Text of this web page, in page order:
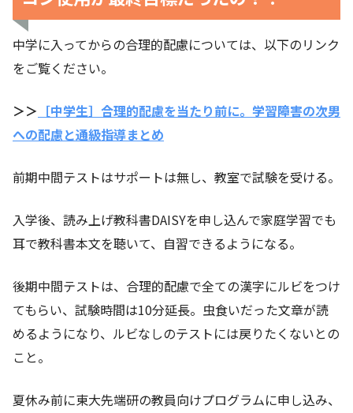
中学に入ってからの合理的配慮については、以下のリンク
をご覧ください。
＞＞ ［中学生］合理的配慮を当たり前に。学習障害の次男
への配慮と通級指導まとめ
前期中間テストはサポートは無し、教室で試験を受ける。
入学後、読み上げ教科書DAISYを申し込んで家庭学習でも
耳で教科書本文を聴いて、自習できるようになる。
後期中間テストは、合理的配慮で全ての漢字にルビをつけ
てもらい、試験時間は10分延長。虫食いだった文章が読
めるようになり、ルビなしのテストには戻りたくないとの
こと。
夏休み前に東大先端研の教員向けプログラムに申し込み、